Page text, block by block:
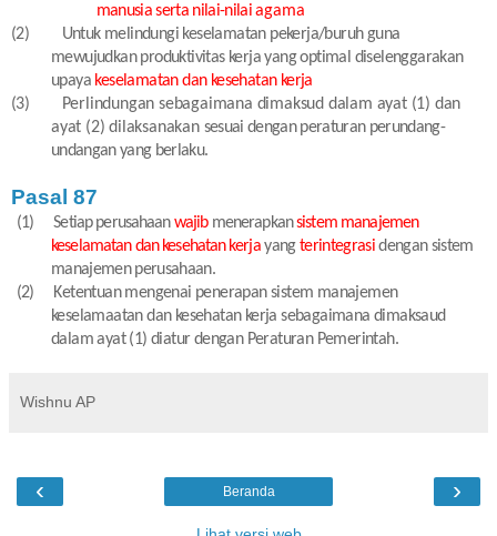
manusia serta nilai-nilai agama
(2)
Untuk melindungi keselamatan pekerja/buruh guna
mewujudkan produktivitas kerja yang optimal diselenggarakan
upaya keselamatan dan kesehatan kerja
(3)
Perlindungan sebagaimana dimaksud dalam ayat (1) dan
ayat (2) dilaksanakan sesuai dengan peraturan perundang-
undangan yang berlaku.
Pasal 87
(1) Setiap perusahaanwajibmenerapkansistem manajemen
keselamatan dan kesehatan kerjayangterintegrasidengan sistem
manajemen perusahaan.
(2)
Ketentuan mengenai penerapan sistem manajemen
keselamaatan dan kesehatan kerja sebagaimana dimaksaud
dalam ayat (1) diatur dengan Peraturan Pemerintah.
Wishnu AP
‹ ›
Beranda